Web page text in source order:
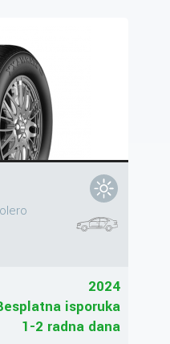
2024
isporuka
1-2 radna dana